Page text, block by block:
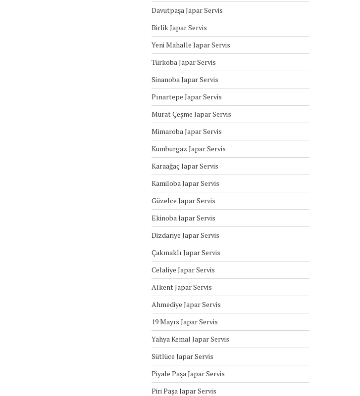
Davutpaşa Japar Servis
Birlik Japar Servis
Yeni Mahalle Japar Servis
Türkoba Japar Servis
Sinanoba Japar Servis
Pınartepe Japar Servis
Murat Çeşme Japar Servis
Mimaroba Japar Servis
Kumburgaz Japar Servis
Karaağaç Japar Servis
Kamiloba Japar Servis
Güzelce Japar Servis
Ekinoba Japar Servis
Dizdariye Japar Servis
Çakmaklı Japar Servis
Celaliye Japar Servis
Alkent Japar Servis
Ahmediye Japar Servis
19 Mayıs Japar Servis
Yahya Kemal Japar Servis
Sütlüce Japar Servis
Piyale Paşa Japar Servis
Piri Paşa Japar Servis